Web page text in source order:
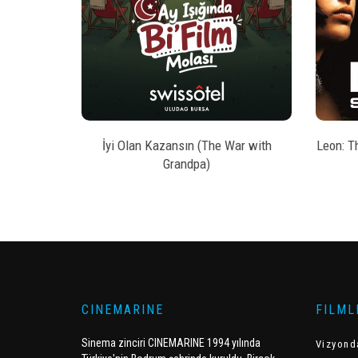
style BILET SATIN AL
İyi Olan Kazansın (The War with
Grandpa)
Leon:
CINEMARINE
Sinema zinciri CINEMARINE 1994 yılında